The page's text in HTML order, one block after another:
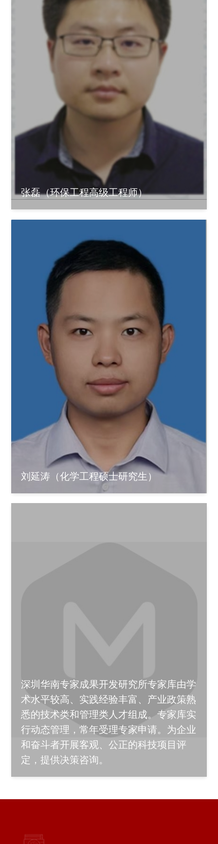
张磊（环保工程高级工程师）
刘延涛（化学工程硕士研究生）
深圳华南专家成果开发研究所专家库由学
术水平较高、实践经验丰富、产业政策熟
悉的技术类和管理类人才组成。专家库实
行动态管理，常年受理专家申请。为企业
和奋斗者开展客观、公正的科技项目评
定，提供决策咨询。